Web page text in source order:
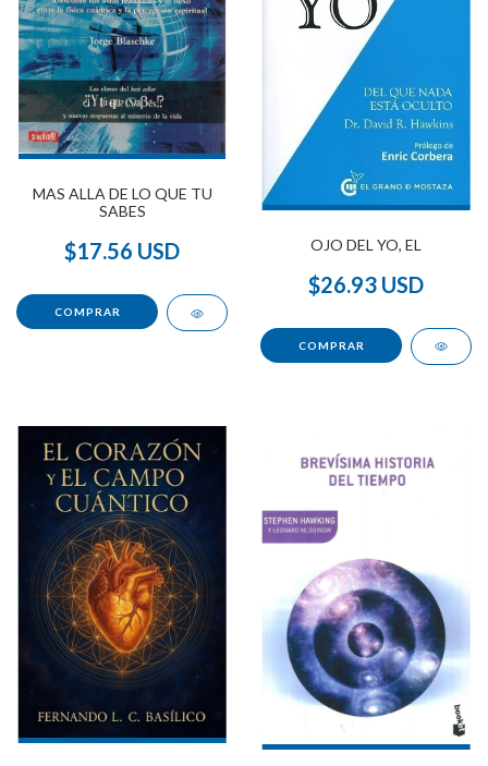
MAS ALLA DE LO QUE TU
SABES
$17.56 USD OJO DEL YO, EL
$26.93 USD